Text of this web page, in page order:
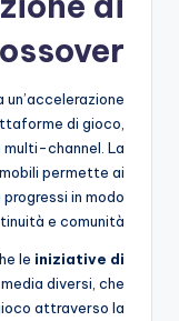
un’accelerazione
di gioco,
channel. La
permette ai
in modo
e comunità.
le iniziative di
diversi, che
attraverso la